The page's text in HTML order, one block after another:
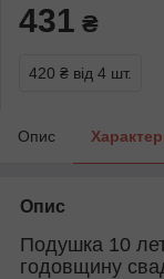
431 ₴
420 ₴ від 4 шт.
Опис
Опис
Подушка 10
годовщину